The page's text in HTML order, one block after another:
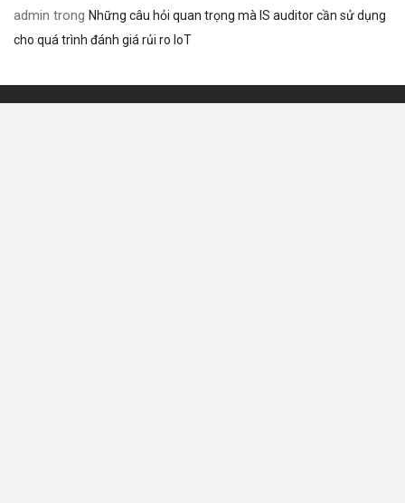
admin trong Những câu hỏi quan trọng mà IS auditor cần sử dụng
cho quá trình đánh giá rủi ro IoT